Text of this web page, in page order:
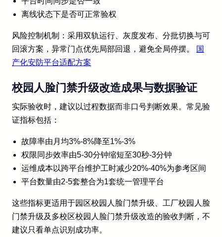
离线状态下是否可正常验权
风险控制机制：采用双轨运行、灰度发布、分批切换与可
回滚方案，异常门点优先局部回退，避免全局停摆。
国
产化安防平台适配方案
校园人脸门禁升级改造成果与数据验证
实际验收时，建议以过程数据而非口号判断效果。常见验
证指标包括：
故障率由月均3%-8%降至1%-3%
权限同步效率由5-30分钟缩短至30秒-3分钟
运维成本以跨平台维护工时减少20%-40%为参考区间
平台数量由2-5套整合为1套统一管理平台
这些指标更适用于园区校园人脸门禁升级、工厂校园人脸
门禁升级及多校区校园人脸门禁升级改造的验收判断，不
建议只看单点识别成功率。